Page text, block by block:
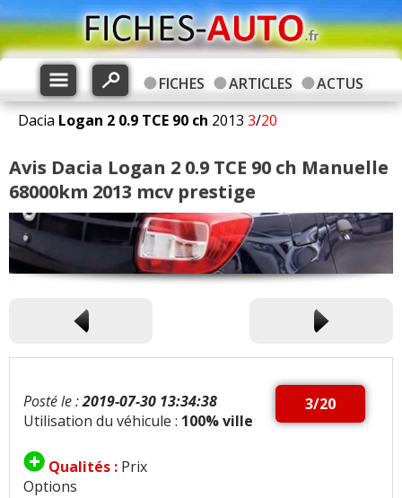
FICHES ARTICLES
ACTUS
Dacia Logan 2 0.9 TCE 90 ch 2013 3/20
Avis Dacia Logan 2 0.9 TCE 90 ch Manuelle
68000km 2013 mcv prestige
3/20
Posté le :2019-07-30 13:34:38
Utilisation du véhicule : 100% ville
Qualités : Prix
Options